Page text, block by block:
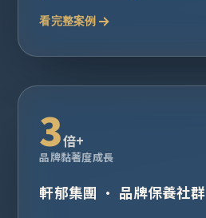
看完整案例
3倍+
品牌黏著度成長
軒郁集團 · 品牌保養社群